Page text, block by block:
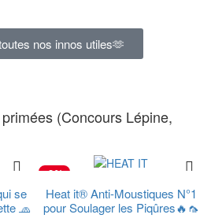
nos innos utiles🫶
(Concours Lépine,
se
🧢
-2%
Heat it® Anti-Moustiques N°1
pour Soulager les Piqûres🔥🦟